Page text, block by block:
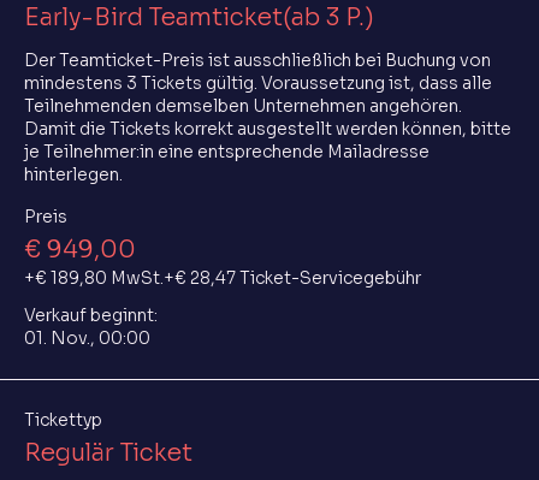
Early-Bird Teamticket(ab 3 P.)
Der Teamticket-Preis ist ausschließlich bei Buchung von
mindestens 3 Tickets gültig. Voraussetzung ist, dass alle
Teilnehmenden demselben Unternehmen angehören.
Damit die Tickets korrekt ausgestellt werden können, bitte
je Teilnehmer:in eine entsprechende Mailadresse
hinterlegen.
Preis
€ 949,00
+€ 189,80 MwSt.+€ 28,47 Ticket-Servicegebühr
Verkauf beginnt:
01. Nov., 00:00
Tickettyp
Regulär Ticket